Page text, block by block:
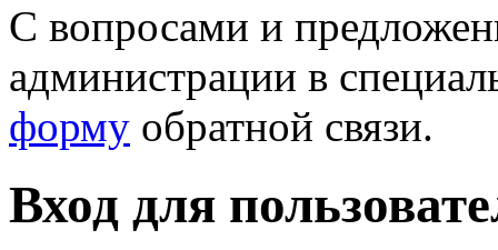
С вопросами и
администрации в
форму обратной связи.
Вход для